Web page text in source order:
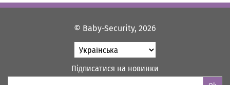
© Baby-Security, 2026
Підписатися на новинки